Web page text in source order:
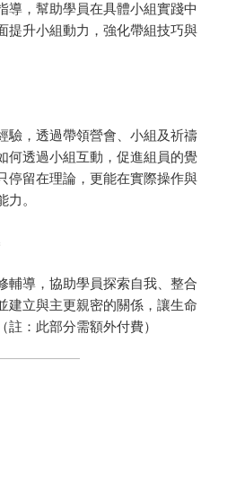
導，幫助學員在具體小組實踐中
提升小組動力，強化帶組技巧與
驗，透過帶領營會、小組及祈禱
何透過小組互動，促進組員的覺
停留在理論，更能在實際操作與
。
輔導，協助學員探索自我、整合
建立與主更親密的關係，讓生命
：此部分需額外付費）